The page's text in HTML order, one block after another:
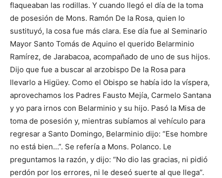
flaqueaban las rodillas. Y cuando llegó el día de la toma
de posesión de Mons. Ramón De la Rosa, quien lo
sustituyó, la cosa fue más clara. Ese día fue al Seminario
Mayor Santo Tomás de Aquino el querido Belar­minio
Ramírez, de Jarabacoa, acompañado de uno de sus hijos.
Dijo que fue a buscar al arzobispo De la Rosa para
llevarlo a Higüey. Como el Obispo se había ido la víspera,
aprovechamos los Padres Fausto Mejía, Carmelo Santana
y yo para irnos con Belarminio y su hijo. Pasó la Misa de
toma de posesión y, mientras su­bíamos al vehículo para
regresar a Santo Domingo, Belarminio dijo: “Ese hombre
no está bien…”. Se refe­ría a Mons. Polanco. Le
preguntamos la razón, y dijo: “No dio las gracias, ni pidió
perdón por los errores, ni le deseó suerte al que llega”.